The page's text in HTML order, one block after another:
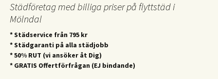
Städföretag med billiga priser på flyttstäd i
Mölndal
* Städservice från 795 kr
* Städgaranti på alla städjobb
* 50% RUT (vi ansöker åt Dig)
* GRATIS Offertförfrågan (EJ bindande)